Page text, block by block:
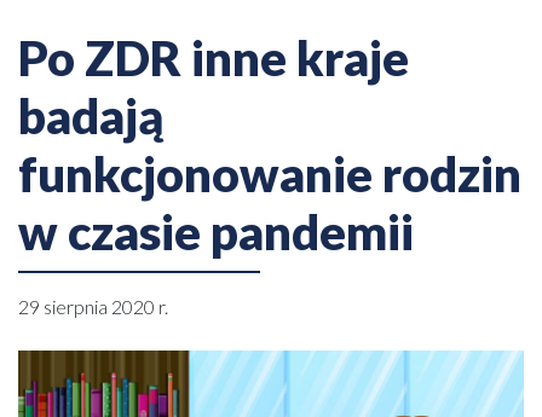
Po ZDR inne kraje
badają
funkcjonowanie rodzin
w czasie pandemii
29 sierpnia 2020 r.